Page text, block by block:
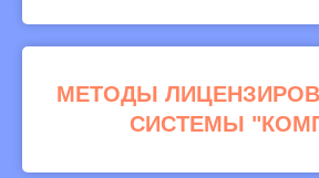
МЕТОДЫ
СИСТЕМЫ